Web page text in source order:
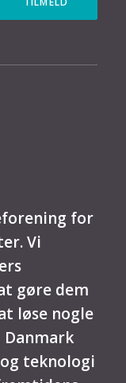
for
Vi
gøre dem
løse nogle
teknologi